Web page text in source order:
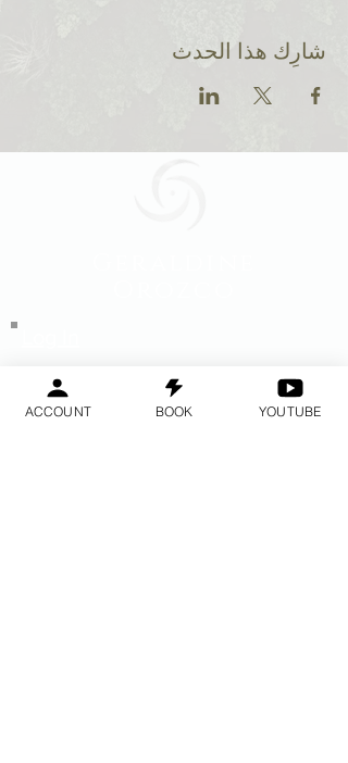
شارِك هذا الحدث
تسجيل الدخول
ACCOUNT BOOK YOUTUBE